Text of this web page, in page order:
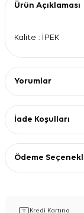
Ürün Açıklaması
Kalite : İPEK
Yorumlar
İade Koşulları
Ödeme
Kredi Kartına